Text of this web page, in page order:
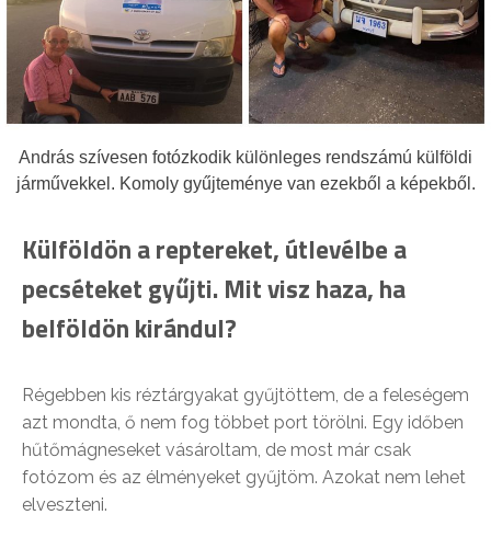
András szívesen fotózkodik különleges rendszámú külföldi
járművekkel. Komoly gyűjteménye van ezekből a képekből.
Külföldön a reptereket, útlevélbe a
pecséteket gyűjti. Mit visz haza, ha
belföldön kirándul?
Régebben kis réztárgyakat gyűjtöttem, de a feleségem
azt mondta, ő nem fog többet port törölni. Egy időben
hűtőmágneseket vásároltam, de most már csak
fotózom és az élményeket gyűjtöm. Azokat nem lehet
elveszteni.